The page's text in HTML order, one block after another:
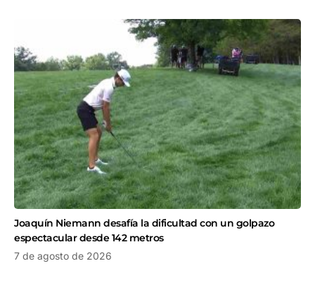
Joaquín Niemann desafía la dificultad con un golpazo
espectacular desde 142 metros
7 de agosto de 2026